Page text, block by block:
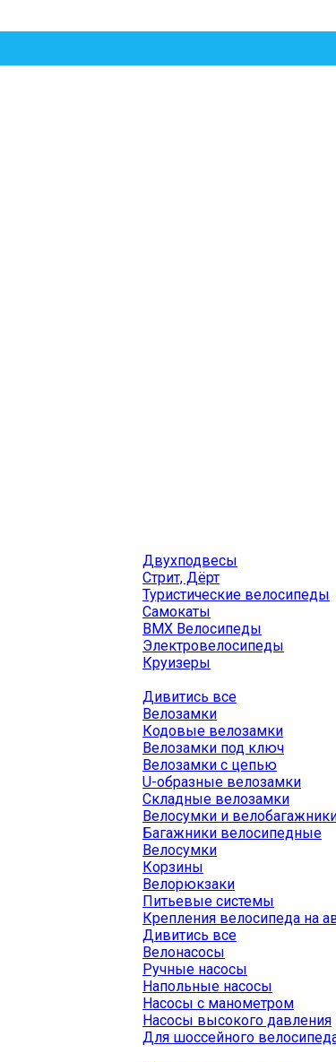
Двухподвесы
Стрит, Дёрт
Туристические велосипеды
Самокаты
BMX Велосипеды
Электровелосипеды
Круизеры
Дивитись все
Велозамки
Кодовые велозамки
Велозамки под ключ
Велозамки с цепью
U-образные велозамки
Складные велозамки
Велосумки и
Багажники велосипедные
Велосумки
Корзины
Велорюкзаки
Питьевые системы
Крепления велосипеда на
Дивитись все
Велонасосы
Ручные насосы
Напольные насосы
Насосы с манометром
Насосы высокого давления
Для шоссейного